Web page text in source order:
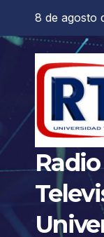
contenido
8 de agosto